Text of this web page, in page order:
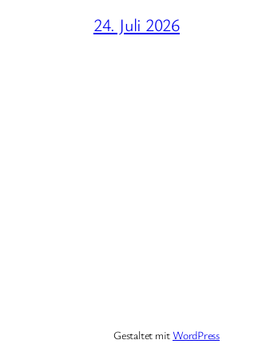
24. Juli 2026
Gestaltet mitWordPress